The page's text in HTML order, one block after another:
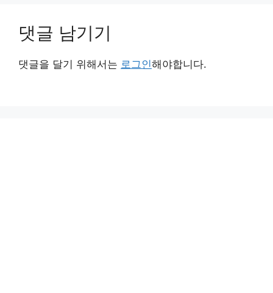
댓글 남기기
댓글을 달기 위해서는 로그인해야합니다.